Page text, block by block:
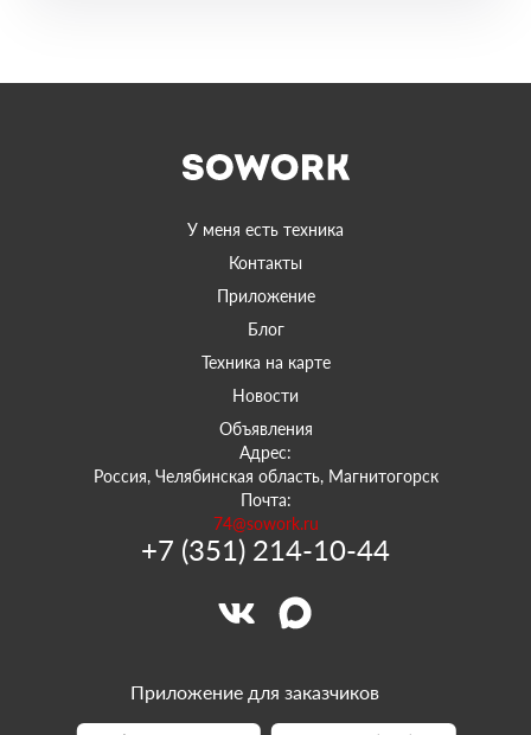
У меня есть техника
Контакты
Приложение
Блог
Техника на карте
Новости
Объявления
Адрес:
Россия, Челябинская область, Магнитогорск
Почта:
74@sowork.ru
+7 (351) 214-10-44
Приложение для заказчиков